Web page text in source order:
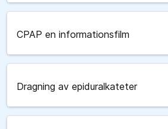
CPAP en informationsfilm
Dragning av epiduralkateter